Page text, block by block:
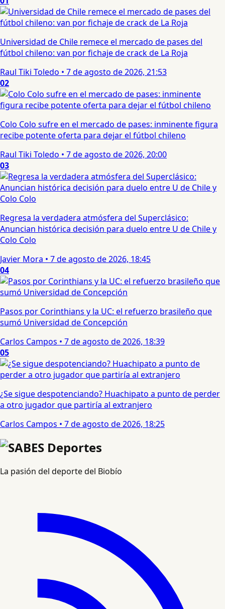
Universidad de Chile remece el mercado de pases del
fútbol chileno: van por fichaje de crack de La Roja
Raul Tiki Toledo • 7 de agosto de 2026, 21:53
02
Colo Colo sufre en el mercado de pases: inminente figura
recibe potente oferta para dejar el fútbol chileno
Raul Tiki Toledo • 7 de agosto de 2026, 20:00
03
Regresa la verdadera atmósfera del Superclásico:
Anuncian histórica decisión para duelo entre U de Chile y
Colo Colo
Javier Mora • 7 de agosto de 2026, 18:45
04
Pasos por Corinthians y la UC: el refuerzo brasileño que
sumó Universidad de Concepción
Carlos Campos • 7 de agosto de 2026, 18:39
05
¿Se sigue despotenciando? Huachipato a punto de perder
a otro jugador que partiría al extranjero
Carlos Campos • 7 de agosto de 2026, 18:25
La pasión del deporte del Biobío